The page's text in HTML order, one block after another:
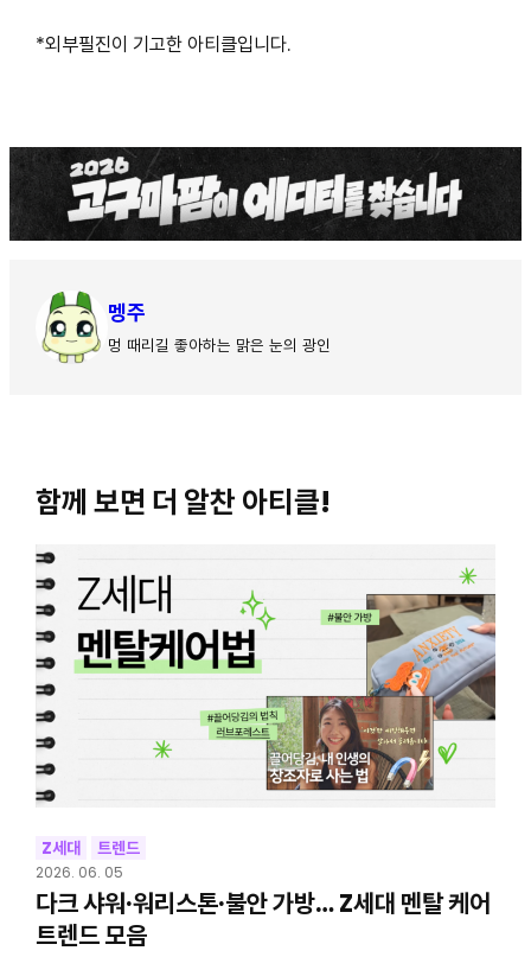
*외부필진이 기고한 아티클입니다.
멩주
멍 때리길 좋아하는 맑은 눈의 광인
함께 보면 더 알찬 아티클!
Z세대 트렌드
2026. 06. 05
다크 샤워·워리스톤·불안 가방… Z세대 멘탈 케어
트렌드 모음